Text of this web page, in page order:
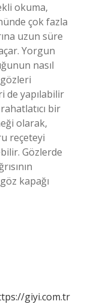
okuma,
çok fazla
uzun süre
Yorgun
nasıl
de yapılabilir
bir
olarak,
reçeteyi
Gözlerde
kapağı
giyi.com.tr